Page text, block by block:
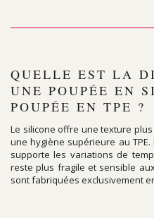
QUELLE EST LA
UNE POUPÉE EN
POUPÉE EN TPE ?
Le silicone offre une texture
une hygiène supérieure au
supporte les variations de
reste plus fragile et sensible
sont fabriquées exclusivement